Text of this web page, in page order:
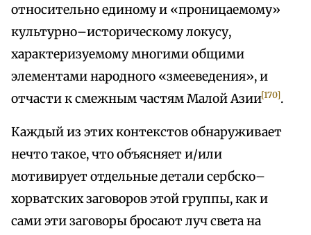
относительно единому и «проницаемому»
культурно–историческому локусу,
характеризуемому многими общими
элементами народного «змееведения», и
отчасти к смежным частям Малой Азии[170].
Каждый из этих контекстов обнаруживает
нечто такое, что объясняет и/или
мотивирует отдельные детали сербско–
хорватских заговоров этой группы, как и
сами эти заговоры бросают луч света на